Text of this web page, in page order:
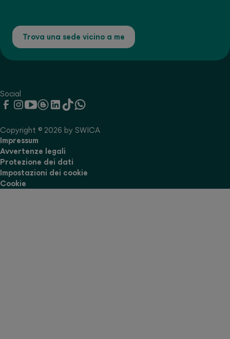
Trova una sede vicino a me
Social
Copyright © 2026 by SWICA
Impressum
Avvertenze legali
Protezione dei dati
Impostazioni dei cookie
Cookie